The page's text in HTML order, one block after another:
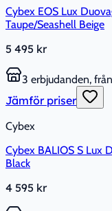
Cybex EOS Lux
Taupe/Seashell Beige
5 495 kr
3 erbjudanden,
Jämför priser
Cybex
Cybex BALIOS S Lux
Black
4 595 kr